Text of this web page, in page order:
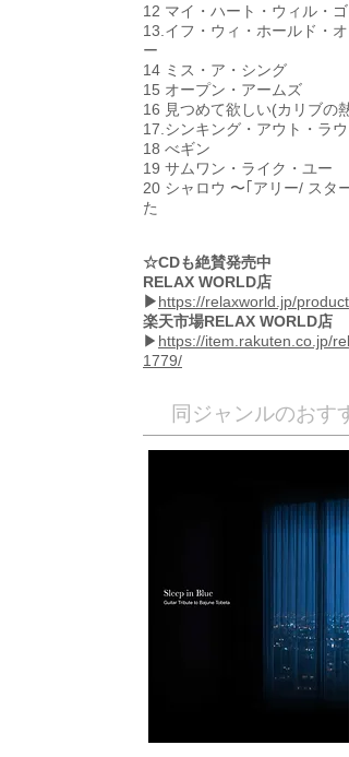
12 マイ・ハート・ウィル・ゴ
13.イフ・ウィ・ホールド・オ
ー
14 ミス・ア・シング
15 オープン・アームズ
16 見つめて欲しい(カリブの
17.シンキング・アウト・ラウ
18 べギン
19 サムワン・ライク・ユー
20 シャロウ 〜｢アリー/ スタ
た
☆CDも絶賛発売中
RELAX WORLD店
▶https://relaxworld.jp/
楽天市場RELAX WORLD店
▶ https://item.rakuten.co.jp/
1779/
同ジャンルのおす